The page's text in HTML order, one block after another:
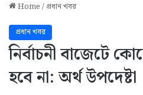
Home/প্রধান খবর
প্রধান খবর
নির্বাচনী বাজেটে
হবে না: অর্থ উপদেষ্টা